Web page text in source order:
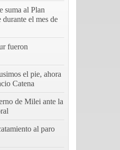
suma al Plan
el mes de
fueron
el pie, ahora
Catena
de Milei ante la
al paro